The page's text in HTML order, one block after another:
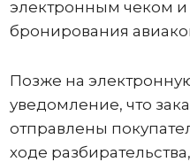
электронным чеком
бронирования
Позже на
уведомление, что
отправлены
ходе